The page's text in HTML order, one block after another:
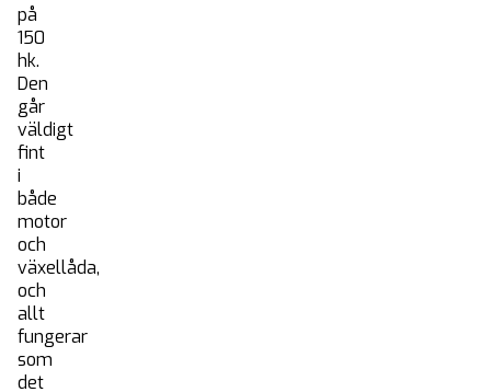
på
150
hk.
Den
går
väldigt
fint
i
både
motor
och
växellåda,
och
allt
fungerar
som
det